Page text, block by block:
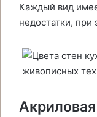
Каждый вид
недостатки,
Акриловая